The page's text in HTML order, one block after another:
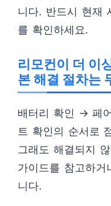
니다. 반드시 현재
를 확인하세요.
리모컨이 더 이
본 해결 절차는
배터리 확인 → 페
트 확인의 순서로
그래도 해결되지
가이드를 참고하
니다.